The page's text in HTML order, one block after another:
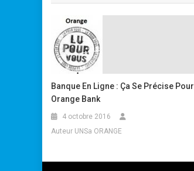
Banque En Ligne : Ça Se Précise Pour
Orange Bank
4 octobre 2016
Auteur UNSa ORANGE